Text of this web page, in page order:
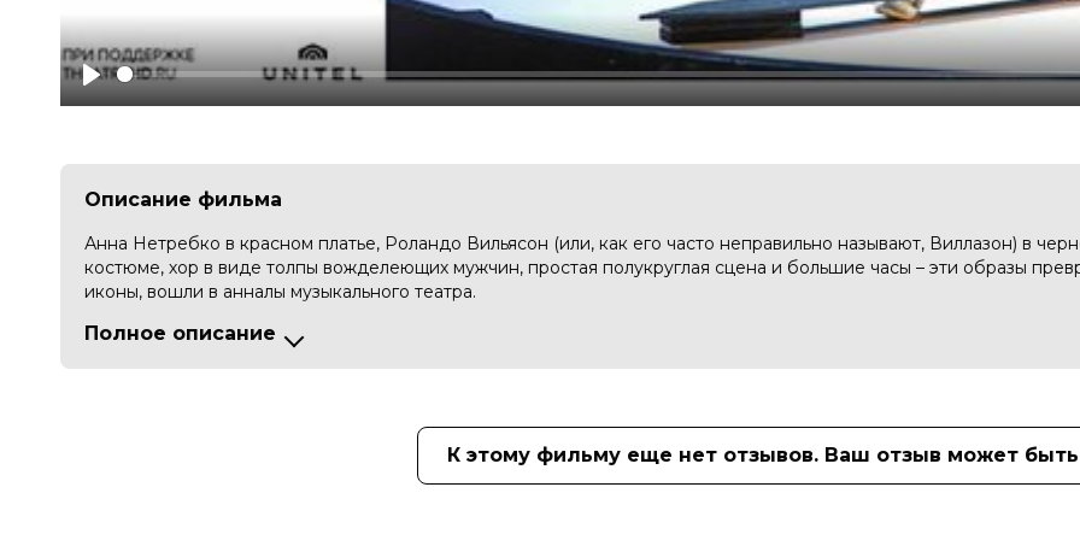
Play
Описание фильма
Анна Нетребко в красном платье, Роландо Вильясон (или, как его часто неправильно называют, Виллазон) в
костюме, хор в виде толпы вожделеющих мужчин, простая полукруглая сцена и большие часы – эти образы
иконы, вошли в анналы музыкального театра.
Зальцбургская постановка вердиевской «Травиаты», осуществленная в 2005 году, стала, вероятно, самым
оперным успехом последних десятилетий, вошла в историю и остаётся современной, благодаря своему
Бомба. Сенсация. Фурор. Культовый спектакль. Как только ни называли в многочисленных восторженных отзывах
зальцбургскую постановку «Травиаты» Джузеппе Верди, осуществленную в 2005 году режиссером Вилли
Полное описание
К этому фильму еще нет отзывов. Ваш отзыв может